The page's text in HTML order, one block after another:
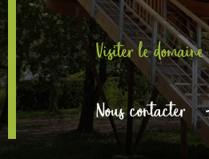
Visiter le domaine
Nous contacter